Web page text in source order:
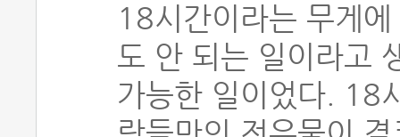
18시간이라는 무게
도 안 되는 일이라고
가능한 일이었다. 18